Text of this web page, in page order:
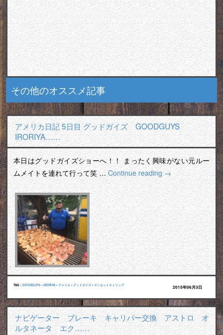
その他のオススメ記事
アメリカ日記 5日目 グッドガイズ GOODGUYS
IRORIYA……
本日はグッドガイズショーへ！！ まったく興味がない元ルー
ムメイトを連れて行って笑 …Continue reading→
TAG : GOODGUYS • IRORIYA • アメリカ • グッドガイズ• サンセットストリップ 2015年06月3日
ナビゲーター ブレーキ キャリパー交換 アストロ オ
ルタネータ エク……